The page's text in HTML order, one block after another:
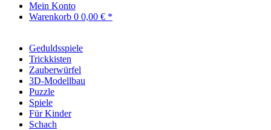
Mein Konto
Warenkorb 0 0,00 € *
Geduldsspiele
Trickkisten
Zauberwürfel
3D-Modellbau
Puzzle
Spiele
Für Kinder
Schach